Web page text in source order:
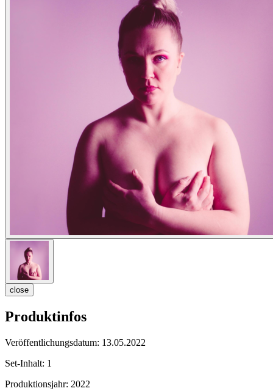
close
Produktinfos
Veröffentlichungsdatum: 13.05.2022
Set-Inhalt: 1
Produktionsjahr: 2022